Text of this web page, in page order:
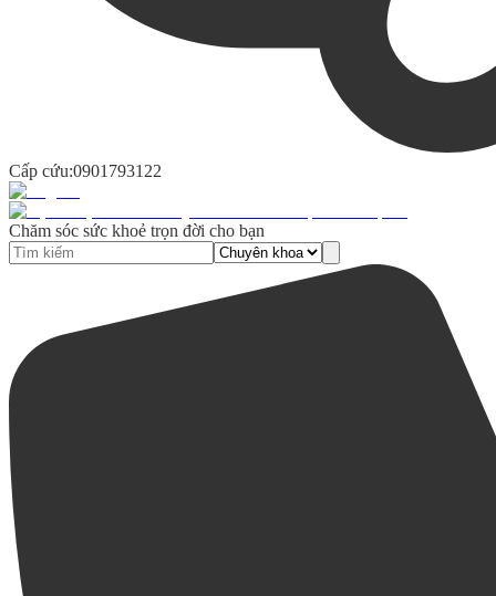
Cấp cứu:0901793122
Chăm sóc sức khoẻ trọn đời cho bạn